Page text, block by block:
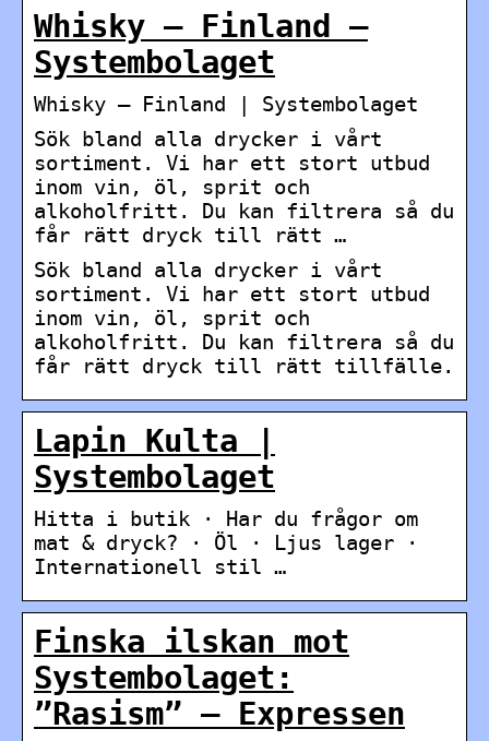
Whisky – Finland –
Systembolaget
Whisky – Finland | Systembolaget
Sök bland alla drycker i vårt
sortiment. Vi har ett stort utbud
inom vin, öl, sprit och
alkoholfritt. Du kan filtrera så du
får rätt dryck till rätt …
Sök bland alla drycker i vårt
sortiment. Vi har ett stort utbud
inom vin, öl, sprit och
alkoholfritt. Du kan filtrera så du
får rätt dryck till rätt tillfälle.
Lapin Kulta |
Systembolaget
Hitta i butik · Har du frågor om
mat & dryck? · Öl · Ljus lager ·
Internationell stil …
Finska ilskan mot
Systembolaget:
”Rasism” – Expressen